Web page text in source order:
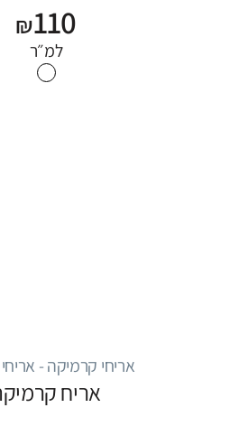
₪110
למ״ר
אריחי קרמיקה - אריחי
אריח